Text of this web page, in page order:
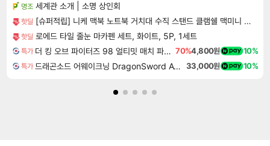
명조 세계관 소개 | 소명 상인회
핫딜 [슈퍼적립] 니케 맥북 노트북 거치대 수직 스탠드 클램쉘 맥미니 꽂이 세로 알루미늄 1슬롯 The Vertical
핫딜 로에드 타일 줄눈 마카펜 세트, 화이트, 5P, 1세트
특가 더 킹 오브 파이터즈 98 얼티밋 매치 파이널 에디션 THE KING OF FIGHTERS 98 ULTIMATE MATCH FINAL EDITION 70%4,800원 10%
특가 드래곤소드 어웨이크닝 DragonSword Awakening 33,000원 10%